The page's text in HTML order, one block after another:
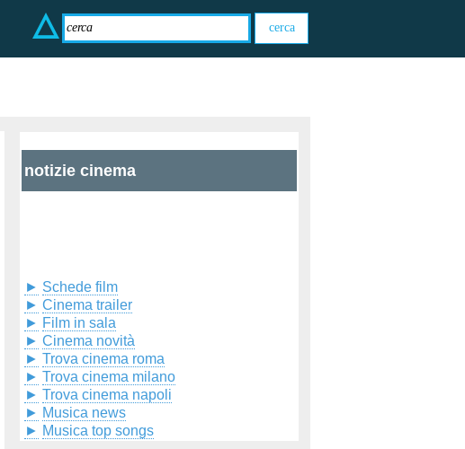
notizie cinema
► Schede film
► Cinema trailer
► Film in sala
► Cinema novità
► Trova cinema roma
► Trova cinema milano
► Trova cinema napoli
► Musica news
► Musica top songs